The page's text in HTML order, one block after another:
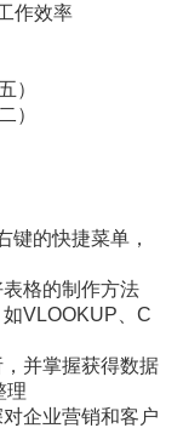
作效率
）
）
键的快捷菜单，
格的制作方法
VLOOKUP、C
并掌握获得数据
理
企业营销和客户